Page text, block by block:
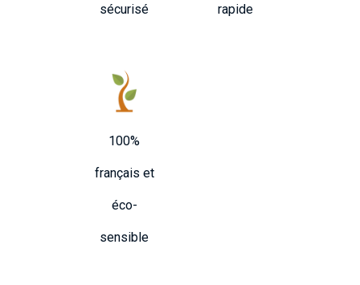
sécurisé rapide
100%
français et
éco-
sensible